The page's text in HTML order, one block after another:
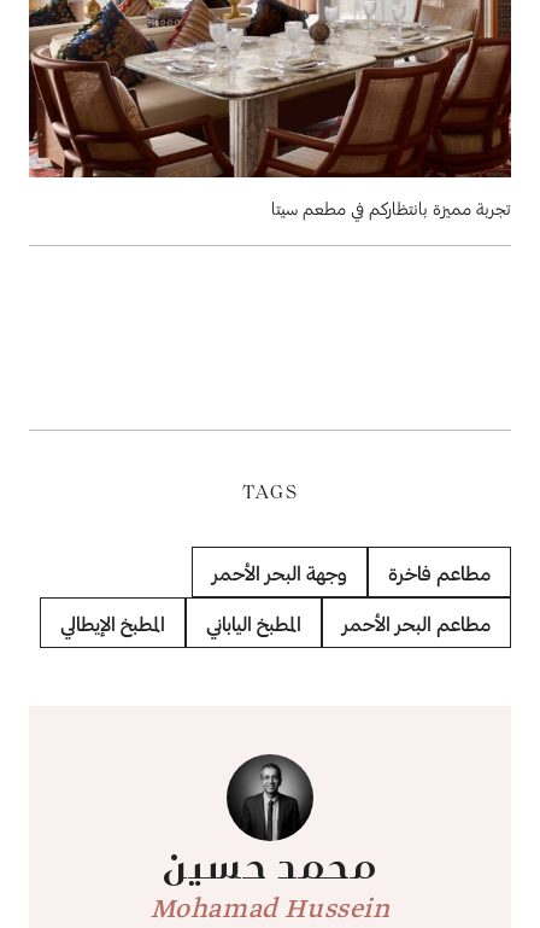
تجربة مميزة بانتظاركم في مطعم سيتا
TAGS
مطاعم فاخرة وجهة البحر الأحمر
مطاعم البحر الأحمر المطبخ الياباني المطبخ الإيطالي
محمد حسين
Mohamad Hussein